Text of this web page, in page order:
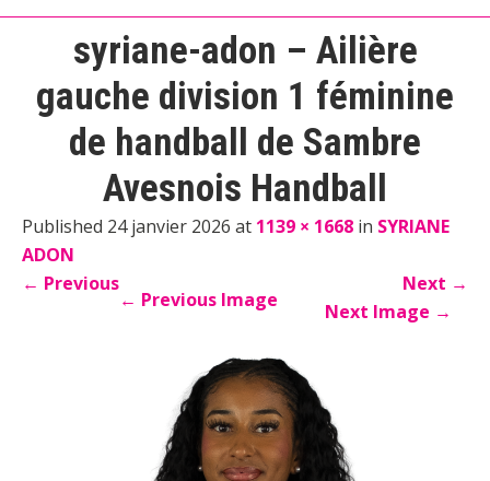
syriane-adon – Ailière
gauche division 1 féminine
de handball de Sambre
Avesnois Handball
Published 24 janvier 2026 at 1139 × 1668 in SYRIANE
ADON
← Previous Next →
← Previous Image Next Image →